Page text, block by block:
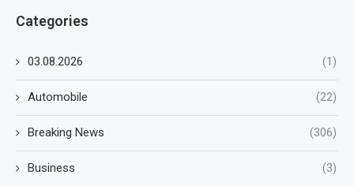
Categories
03.08.2026 (1)
Automobile (22)
Breaking News (306)
Business (3)